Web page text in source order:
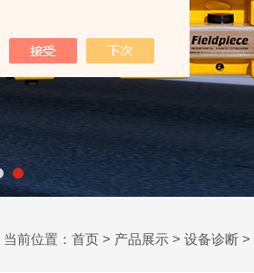
当前位置： 首页 > 产品展示 > 设备诊断 >